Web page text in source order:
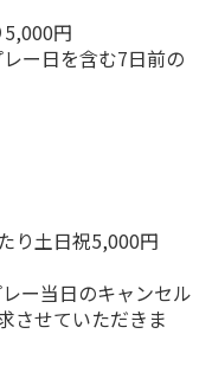
円
ー日を含む7日前の
り土日祝5,000円
ー当日のキャンセル
させていただきま